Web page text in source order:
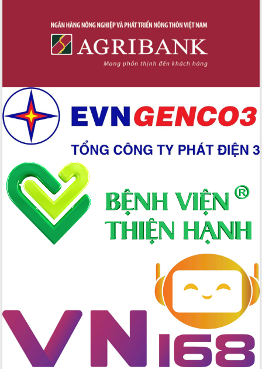
Khởi công xây dựng Trường Phổ thông
nội trú liên cấp tiểu học và THCS xã Ia
chịu ảnh hưởng nặng từ bão số 13
Chủ tịch UBND tỉnh kiểm tra công tác
phòng, chống bão số 13 tại các địa
bàn xung yếu
Tập trung đẩy nhanh giải ngân nguồn
vốn các chương trình mục tiêu quốc
gia
Xã Ea H'leo giữ vững và nâng cao chất
lượng các tiêu chí nông thôn mới
Công bố quyết định của Ban Thường
vụ Tỉnh ủy về công tác cán bộ
Nâng cao trách nhiệm người đứng
doanh nghiệp làm thước đo phục vụ
Đảm bảo công tác bầu cử triển khai
đúng tiến độ, quy trình theo luật định
Ban Tuyên giáo và Dân vận Trung ương
tập huấn công tác khoa giáo năm 2025